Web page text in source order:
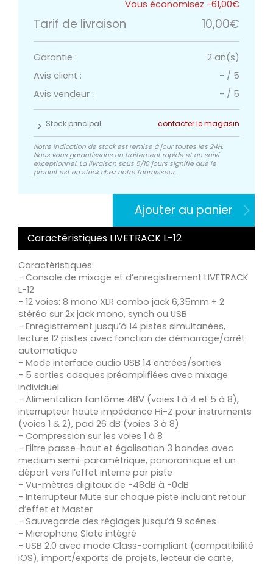
-61,00€
Tarif de livraison 10,00€
Garantie :
2 an(s)
Avis client :
- / 5
Avis vendeur :
- / 5
Stock principal contacter le magasin
Notre indication de stock est remise à jour toutes les 24H.
Nous vous garantissons un traitement rapide et un suivi
exceptionnel. La livraison sous 5/10 jours signifie que le
produit est en stock chez notre fournisseur.
Ajouter au panier
Caractéristiques LIVETRACK L-12
Caractéristiques:
- Console de mixage et d’enregistrement LIVETRACK
L-12
- 12 voies: 8 mono XLR combo jack 6,35mm + 2
stéréo sur 2x jack mono, synch ou USB
- Enregistrement jusqu’à 14 pistes simultanées,
lecture 12 pistes avec fonction de démarrage/arrêt
automatique
- Mode interface audio USB 14 entrées/sorties
- 5 sorties casques préamplifiées avec mixage
individuel
- Alimentation fantôme 48V (voies 1 à 4 et 5 à 8),
interrupteur haute impédance Hi-Z pour instruments
(voies 1 & 2), pad 26 dB (voies 3 à 8)
- Compression sur les voies 1 à 8
- Filtre passe-haut et égalisation 3 bandes avec
medium semi-paramétrique, panoramique et un
départ vers l’effet interne par piste
- Vu-mètres digitaux de -48dB à -0dB
- Interrupteur Mute sur chaque piste incluant retour
d’effet et Master
- Sauvegarde des réglages jusqu’à 9 scènes
- Microphone Slate intégré
- USB 2.0 avec mode Class-compliant (compatibilité
iOS), import/exports de projets, lecteur de carte,